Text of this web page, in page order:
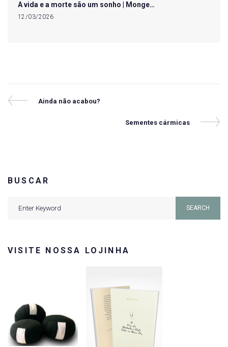
A vida e a morte são um sonho | Monge…
12/03/2026
Navegação
Previous
Ainda não acabou?
Next
Sementes cármicas
BUSCAR
SEARCH
VISITE NOSSA LOJINHA